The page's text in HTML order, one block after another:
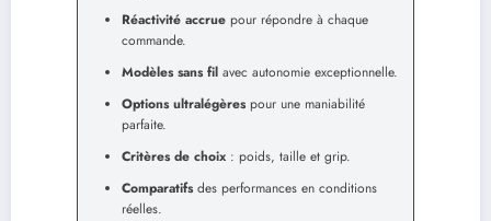
Réactivité accrue pour répondre à chaque
commande.
Modèles sans fil avec autonomie exceptionnelle.
Options ultralégèrespour une maniabilité
parfaite.
Critères de choix : poids, taille et grip.
Comparatifsdes performances en conditions
réelles.